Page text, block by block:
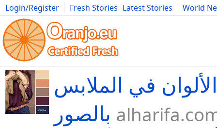
Login/Register Fresh Stories Latest Stories
World
Movies Anime Music Art Cars Advice Science
في الملابس
بالصور